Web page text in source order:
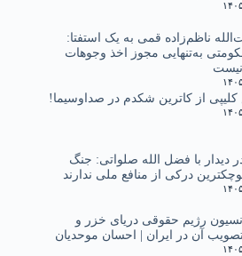
ناظم‌زاده قمی به یک استفتا:
به‌تنهایی مجوز اخذ وجوهات
از کاترین شکدم در صداوسیما!
دیدار با فضل الله صلواتی: جنگ
درکی از منافع ملی ندارند
رژیم حقوقی دریای خزر و
آن در ایران | احسان موحدیان